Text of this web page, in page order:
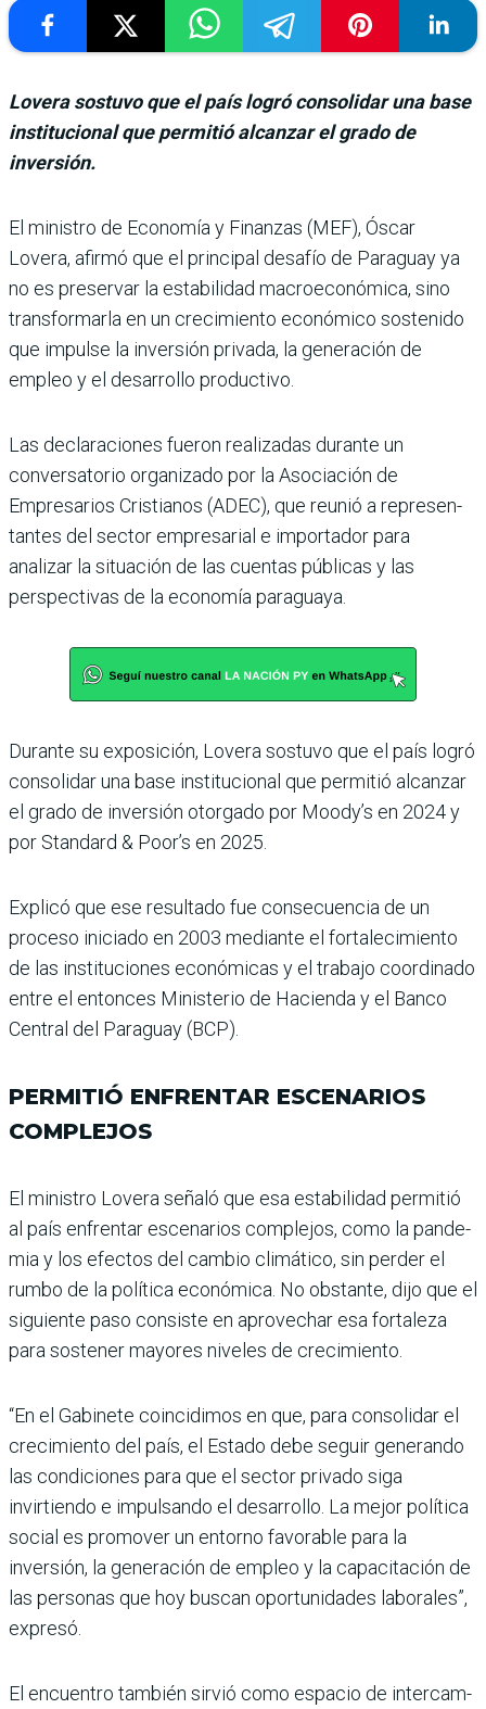
Lovera sostuvo que el país logró consolidar una base
institucional que permitió alcanzar el grado de
inversión.
El ministro de Eco­nomía y Finanzas (MEF), Óscar
Lovera, afirmó que el principal desafío de Paraguay ya
no es preser­var la estabilidad macroeco­nómica, sino
transformarla en un crecimiento econó­mico sostenido
que impulse la inversión privada, la gene­ración de
empleo y el desarro­llo productivo.
Las declaraciones fueron rea­lizadas durante un
conversa­torio organizado por la Asocia­ción de
Empresarios Cristianos (ADEC), que reunió a represen­
tantes del sector empresarial e importador para
analizar la situación de las cuentas públi­cas y las
perspectivas de la eco­nomía paraguaya.
Durante su exposición, Lovera sostuvo que el país logró
consolidar una base institucional que permitió alcanzar
el grado de inver­sión otorgado por Moody’s en 2024 y
por Standard & Poor’s en 2025.
Explicó que ese resultado fue consecuencia de un
proceso iniciado en 2003 mediante el fortalecimiento
de las ins­tituciones económicas y el trabajo coordinado
entre el entonces Ministerio de Hacienda y el Banco
Central del Paraguay (BCP).
PERMITIÓ ENFRENTAR ESCENARIOS
COMPLEJOS
El ministro Lovera señaló que esa estabilidad permitió
al país enfrentar escenarios complejos, como la pande­
mia y los efectos del cam­bio climático, sin perder el
rumbo de la política econó­mica. No obstante, dijo que el
siguiente paso consiste en aprovechar esa fortaleza
para sostener mayores nive­les de crecimiento.
“En el Gabinete coincidimos en que, para consolidar el
cre­cimiento del país, el Estado debe seguir generando
las condiciones para que el sec­tor privado siga
invirtiendo e impulsando el desarrollo. La mejor política
social es promo­ver un entorno favorable para la
inversión, la generación de empleo y la capacitación de
las personas que hoy buscan opor­tunidades laborales”,
expresó.
El encuentro también sirvió como espacio de intercam­